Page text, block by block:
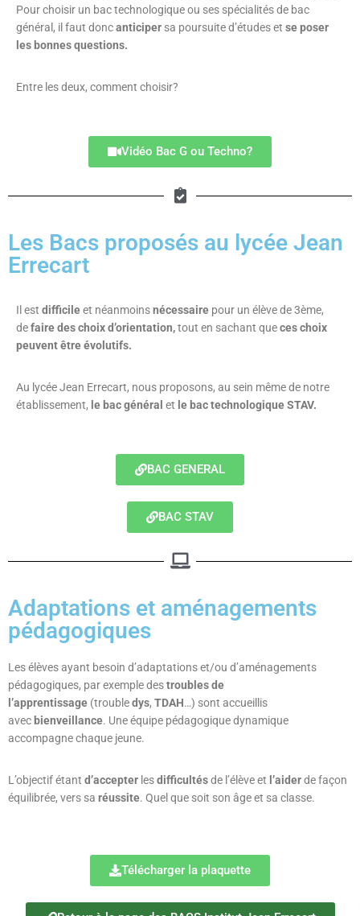
Pour choisir un bac technologique ou ses spécialités de bac
général, il faut doncanticiper sa poursuite d’études et se poser
les bonnes questions.
Entre les deux, comment choisir?
Vidéo Bac G ou Techno?
Les Bacs proposés au lycée Jean
Errecart
Il est difficileet néanmoinsnécessaire pour un élève de 3ème,
defaire des choix d’orientation,tout en sachant queces choix
peuvent être évolutifs.
Au lycée Jean Errecart, nous proposons, au sein même de notre
établissement, le bac général et le bac technologique STAV.
BAC GENERAL
BAC STAV
Adaptations et aménagements
pédagogiques
Les élèves ayant besoin d’adaptations et/ou d’aménagements
pédagogiques, par exemple destroubles de
l’apprentissage (troubledys, TDAH…) sont accueillis
avec bienveillance. Une équipe pédagogique dynamique
accompagne chaque jeune.
L’objectif étant d’accepter lesdifficultésde l’élève et l’aiderde façon
équilibrée, vers sa réussite. Quel que soit son âge et sa classe.
Télécharger la plaquette